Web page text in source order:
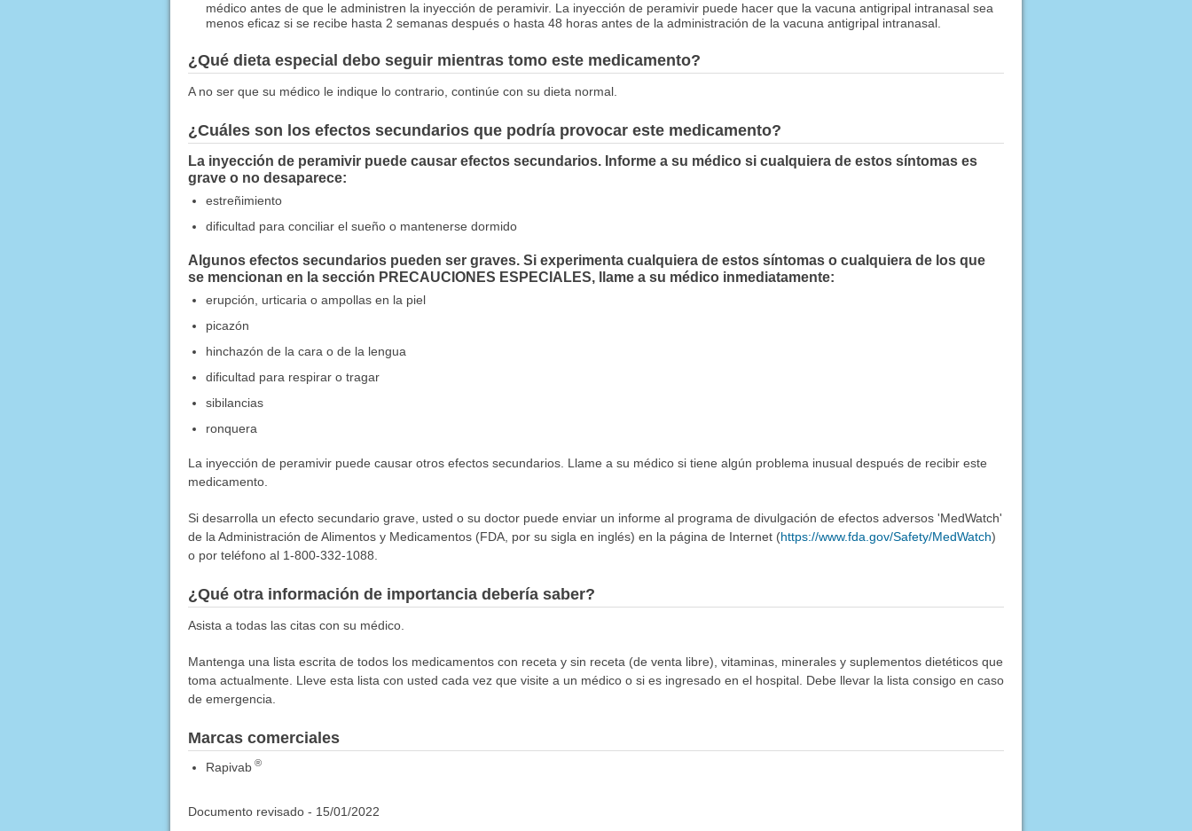
médico antes de que le administren la inyección de peramivir. La inyección de peramivir puede hacer que la vacuna antigripal intranasal sea
menos eficaz si se recibe hasta 2 semanas después o hasta 48 horas antes de la administración de la vacuna antigripal intranasal.
¿Qué dieta especial debo seguir mientras tomo este medicamento?
A no ser que su médico le indique lo contrario, continúe con su dieta normal.
¿Cuáles son los efectos secundarios que podría provocar este medicamento?
La inyección de peramivir puede causar efectos secundarios. Informe a su médico si cualquiera de estos síntomas es
grave o no desaparece:
estreñimiento
dificultad para conciliar el sueño o mantenerse dormido
Algunos efectos secundarios pueden ser graves. Si experimenta cualquiera de estos síntomas o cualquiera de los que
se mencionan en la sección PRECAUCIONES ESPECIALES, llame a su médico inmediatamente:
erupción, urticaria o ampollas en la piel
picazón
hinchazón de la cara o de la lengua
dificultad para respirar o tragar
sibilancias
ronquera
La inyección de peramivir puede causar otros efectos secundarios. Llame a su médico si tiene algún problema inusual después de recibir este
medicamento.
Si desarrolla un efecto secundario grave, usted o su doctor puede enviar un informe al programa de divulgación de efectos adversos 'MedWatch'
de la Administración de Alimentos y Medicamentos (FDA, por su sigla en inglés) en la página de Internet (https://www.fda.gov/Safety/MedWatch)
o por teléfono al 1-800-332-1088.
¿Qué otra información de importancia debería saber?
Asista a todas las citas con su médico.
Mantenga una lista escrita de todos los medicamentos con receta y sin receta (de venta libre), vitaminas, minerales y suplementos dietéticos que
toma actualmente. Lleve esta lista con usted cada vez que visite a un médico o si es ingresado en el hospital. Debe llevar la lista consigo en caso
de emergencia.
Marcas comerciales
Rapivab ®
Documento revisado - 15/01/2022